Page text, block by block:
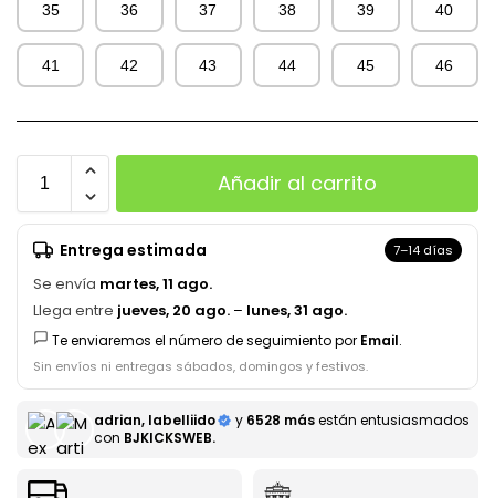
35 36 37 38 39 40
41 42 43 44 45 46
Añadir al carrito
Entrega estimada 7–14 días
Se envía martes, 11 ago.
Llega entre jueves, 20 ago. – lunes, 31 ago.
Te enviaremos el número de seguimiento por Email.
Sin envíos ni entregas sábados, domingos y festivos.
adrian, labelliido y 6528 másestán entusiasmados
con BJKICKSWEB.